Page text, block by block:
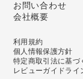
お問い合わせ
会社概要
利用規約
個人情報保護方針
特定商取引法に基づ
レビューガイドライ